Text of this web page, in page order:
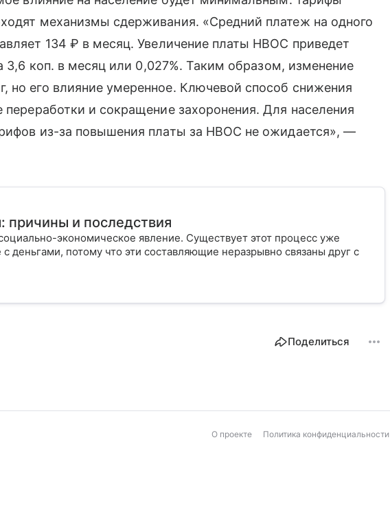
механизмы сдерживания. «Средний платеж на одного
134 ₽ в месяц. Увеличение платы НВОС приведет
3,6 коп. в месяц или 0,027%. Таким образом, изменение
его влияние умеренное. Ключевой способ снижения
переработки и сокращение захоронения. Для населения
из-за повышения платы за НВОС не ожидается», —
причины и последствия
экономическое явление. Существует этот процесс уже
деньгами, потому что эти составляющие неразрывно связаны друг с
Поделиться
О проекте Политика конфиденциальности